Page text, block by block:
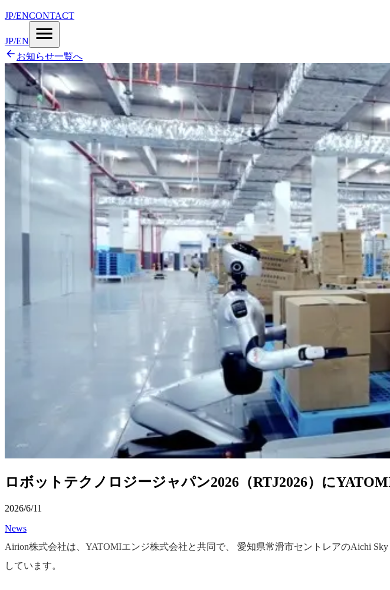
JP/ENCONTACT
JP/EN
お知らせ一覧へ
ロボットテクノロジージャパン2026（RTJ2026）に
2026/6/11
News
Airion株式会社は、YATOMIエンジ株式会社と共同で、 愛知県常滑市セントレアのAichi
しています。